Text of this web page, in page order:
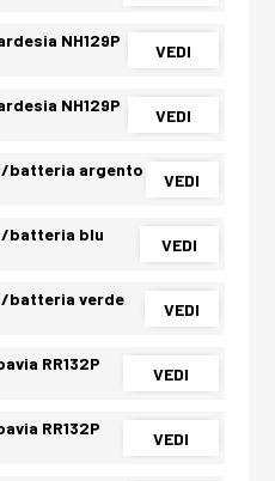
NH129P
VEDI
NH129P
VEDI
batteria argento
VEDI
batteria blu
VEDI
batteria verde
VEDI
RR132P
VEDI
RR132P
VEDI